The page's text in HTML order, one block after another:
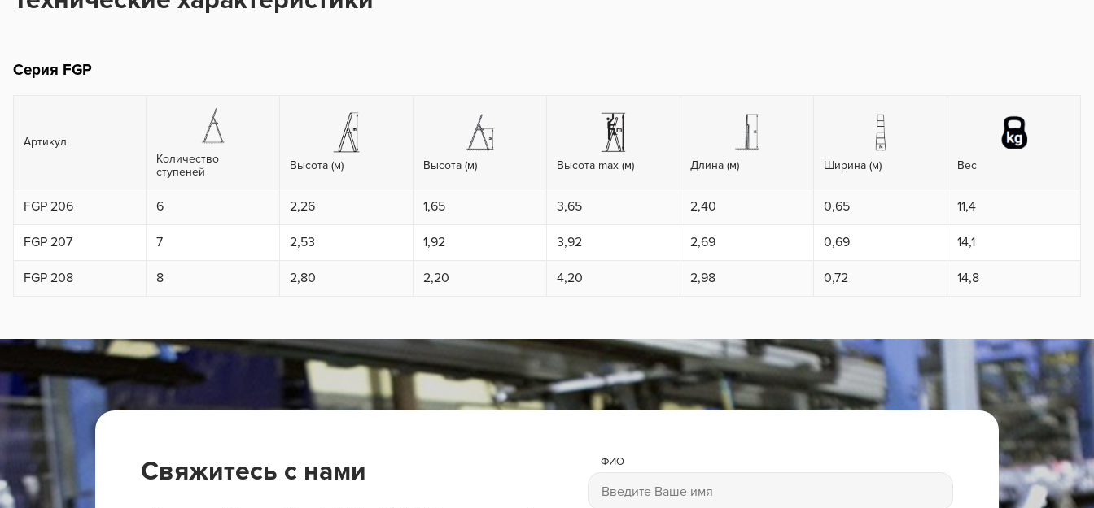
Серия FGP
Артикул
Количество
ступеней
Высота (м) Высота (м) Высота max (м) Длина (м) Ширина (м) Вес
FGP 206 6 2,26 1,65 3,65 2,40 0,65 11,4
FGP 207 7 2,53 1,92 3,92 2,69 0,69 14,1
FGP 208 8 2,80 2,20 4,20 2,98 0,72 14,8
Свяжитесь с нами ФИО